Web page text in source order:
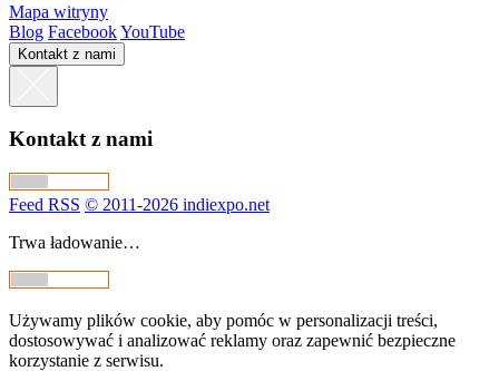
Mapa witryny
Blog FacebookYouTube
Kontakt z nami
Kontakt z nami
Feed RSS © 2011-2026 indiexpo.net
Trwa ładowanie…
Używamy plików cookie, aby pomóc w personalizacji treści,
dostosowywać i analizować reklamy oraz zapewnić bezpieczne
korzystanie z serwisu.